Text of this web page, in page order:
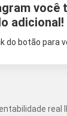
você
adicional!
do botão para
real